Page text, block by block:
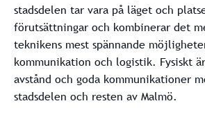
stadsdelen tar vara på läget och
förutsättningar och kombinerar det
teknikens mest spännande
kommunikation och logistik. Fysiskt
avstånd och goda kommunikationer
stadsdelen och resten av Malmö.